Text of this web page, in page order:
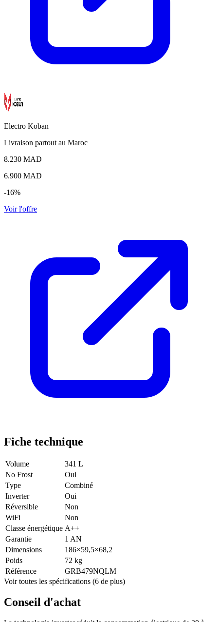
Electro Koban
Livraison partout au Maroc
8.230 MAD
6.900 MAD
-16%
Voir l'offre
Fiche technique
Volume
341 L
No Frost
Oui
Type
Combiné
Inverter
Oui
Réversible
Non
WiFi
Non
Classe énergétique A++
Garantie
1 AN
Dimensions
186×59,5×68,2
Poids
72 kg
Référence
GRB479NQLM
Voir toutes les spécifications (6 de plus)
Conseil d'achat